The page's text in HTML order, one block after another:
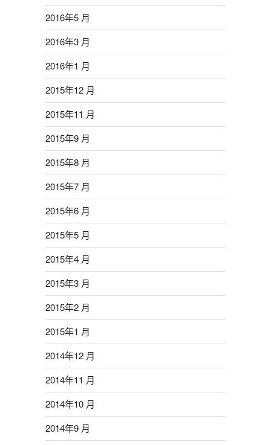
2016年5 月
2016年3 月
2016年1 月
2015年12 月
2015年11 月
2015年9 月
2015年8 月
2015年7 月
2015年6 月
2015年5 月
2015年4 月
2015年3 月
2015年2 月
2015年1 月
2014年12 月
2014年11 月
2014年10 月
2014年9 月